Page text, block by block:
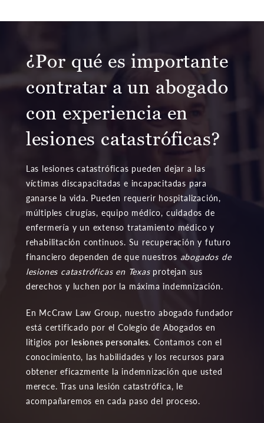
¿Por qué es importante
contratar a un abogado
con experiencia en
lesiones catastróficas?
Las lesiones catastróficas pueden dejar a las
víctimas discapacitadas e incapacitadas para
ganarse la vida. Pueden requerir hospitalización,
múltiples cirugías, equipo médico, cuidados de
enfermería y un extenso tratamiento médico y
rehabilitación continuos. Su recuperación y futuro
financiero dependen de que nuestros abogados de
lesiones catastróficas en Texasprotejan sus
derechos y luchen por la máxima indemnización.
En McCraw Law Group, nuestro abogado fundador
está certificado por el Colegio de Abogados en
litigios por lesiones personales. Contamos con el
conocimiento, las habilidades y los recursos para
obtener eficazmente la indemnización que usted
merece. Tras una lesión catastrófica, le
acompañaremos en cada paso del proceso.